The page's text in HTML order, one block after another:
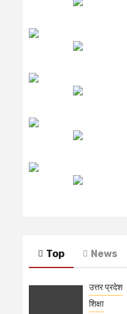
Top News
उत्तर प्रदेश
शिक्षा